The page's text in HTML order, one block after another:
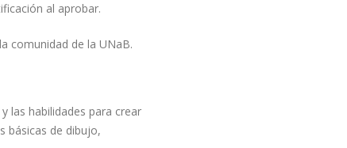
al aprobar.
comunidad de la UNaB.
las habilidades para crear
básicas de dibujo,